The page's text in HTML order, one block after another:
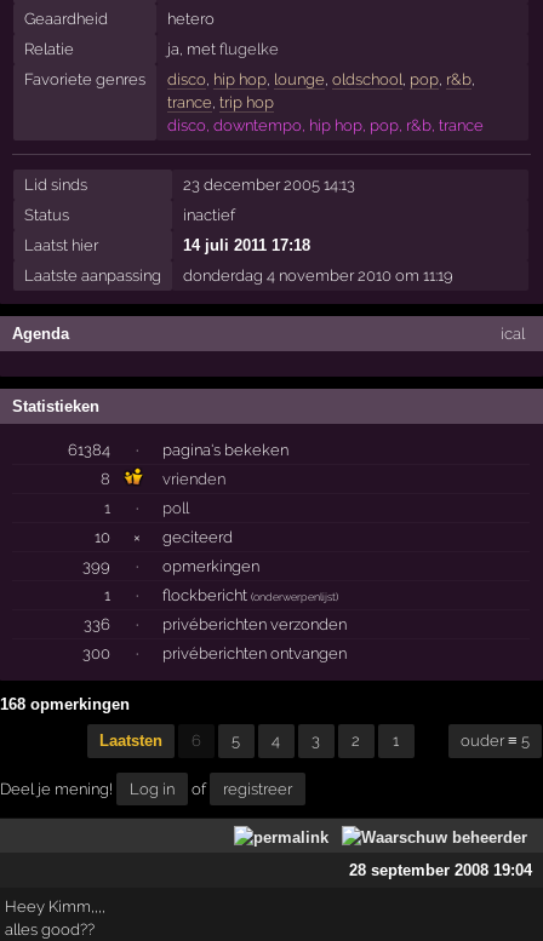
Geaardheid
hetero
Relatie
ja, met flugelke
Favoriete genres
disco, hip hop, lounge, oldschool, pop, r&b,
trance, trip hop
disco, downtempo, hip hop, pop, r&b, trance
Lid sinds
23 december 2005 14:13
Status
inactief
Laatst hier
14 juli 2011 17:18
Laatste aanpassing
donderdag 4 november 2010 om 11:19
Agenda ical
Statistieken
61384 ·
pagina's bekeken
8
vrienden
1
·
poll
10
×
geciteerd
399
·
opmerkingen
1
· flockbericht(onderwerpenlijst)
336 ·
privéberichten verzonden
300
· privéberichten ontvangen
168 opmerkingen
Laatsten 6 5 4 3 2 1 ouder ≡ 5
Deel je mening! Log in of registreer
28 september 2008 19:04
Heey Kimm,,,,
alles good??